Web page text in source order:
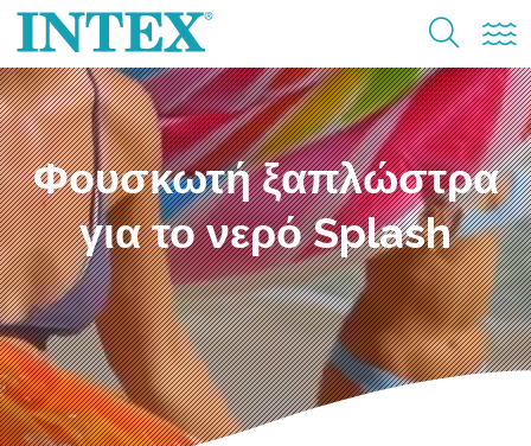
Φουσκωτή ξαπλώστρα
για το νερό Splash